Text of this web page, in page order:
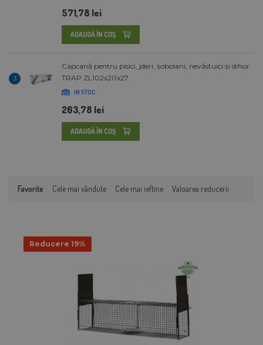
571,78 lei
ADAUGĂ ÎN COŞ
3
Capcană pentru pisici, jderi, șobolani, nevăstuici și dihor
TRAP ZL102x20x27
IN STOC
263,78 lei
ADAUGĂ ÎN COŞ
Favorite Cele mai vândute Cele mai ieftine Valoarea reducerii
Reducere 19%